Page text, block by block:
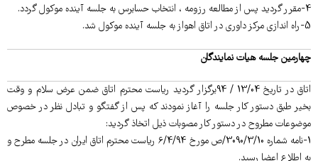
4-مقرر گردید پس از مطالعه رزومه ، انتخاب حسابرس به جلسه آینده موکول گردد.
5-راه اندازی مرکز داوری در اتاق اهواز به جلسه آینده موکول شد.
چهارمین جلسه هیات نمایندگان
اتاق در تاریخ 13/04 / 94برگزار گردید ریاست محترم اتاق ضمن عرض سلام و وقت
بخیر طبق دستور کار جلسه را آغاز نمودند که پس از گفتگو و تبادل نظر در خصوص
موضوعات مطروح در دستور کار مصوبات ذیل اتخاذ گردید:
1-نامه شماره 3090/3/10/ص مورخ 6/4/94 ریاست محترم اتاق ایران در جلسه مطرح و
به اطلاع اعضا رسید.